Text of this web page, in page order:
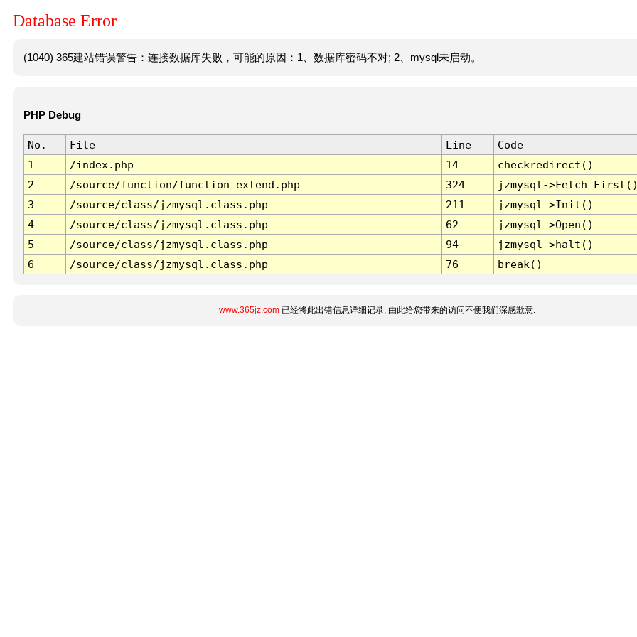
Database Error
(1040) 365建站错误警告：连接数据库失败，可能的原因：1、数据库密码不对; 2、mysql未启动。
PHP Debug
No. File Line
Code
1
/index.php 14
checkredirect()
2
/source/function/function_extend.php 324
jzmysql-
3
/source/class/jzmysql.class.php 211
jzmysql->Init()
4
/source/class/jzmysql.class.php 62
jzmysql->Open()
5
/source/class/jzmysql.class.php 94
jzmysql->halt()
6
/source/class/jzmysql.class.php 76 break()
www.365jz.com已经将此出错信息详细记录, 由此给您带来的访问不便我们深感歉意.